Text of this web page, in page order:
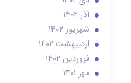
آذر 1402
شهریور 1402
ارديبهشت 1402
فروردین 1402
مهر 1401